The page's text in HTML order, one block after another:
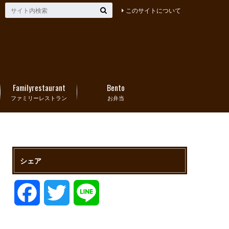
このサイトについて
ファミリーレストラン
Familyrestaurant
お弁当
Bento
シェア